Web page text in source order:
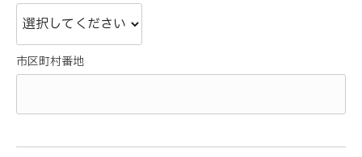
市区町村番地